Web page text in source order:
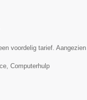
voordelig tarief. Aangezien
Computerhulp